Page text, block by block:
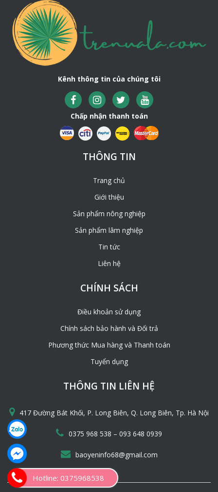
Kênh thông tin của chúng tôi
Chấp nhận thanh toán
THÔNG TIN
Trang chủ
Giới thiệu
Sản phẩm nông nghiệp
Sản phẩm lâm nghiệp
Tin tức
Liên hệ
CHÍNH SÁCH
Điều khoản sử dụng
Chính sách bảo hành và Đổi trả
Phương thức Mua hàng và Thanh toán
Tuyển dụng
THÔNG TIN LIÊN HỆ
417 Đường Bát Khối, P. Long Biên, Q. Long Biên, Tp. Hà Nội
0375 968 538 – 093 648 0939
baoyeninfo68@gmail.com
Hotline: 0375968538